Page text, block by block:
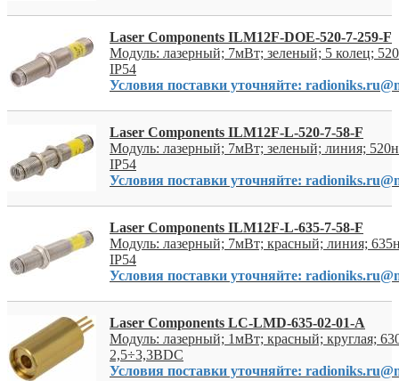
Laser Components ILM12F-DOE-520-7-259-F
Модуль: лазерный; 7мВт; зеленый; 5 колец;
IP54
Условия поставки уточняйте:
Laser Components ILM12F-L-520-7-58-F
Модуль: лазерный; 7мВт; зеленый; линия;
IP54
Условия поставки уточняйте:
Laser Components ILM12F-L-635-7-58-F
Модуль: лазерный; 7мВт; красный; линия;
IP54
Условия поставки уточняйте:
Laser Components LC-LMD-635-02-01-A
Модуль: лазерный; 1мВт; красный; круглая;
2,5÷3,3ВDC
Условия поставки уточняйте: